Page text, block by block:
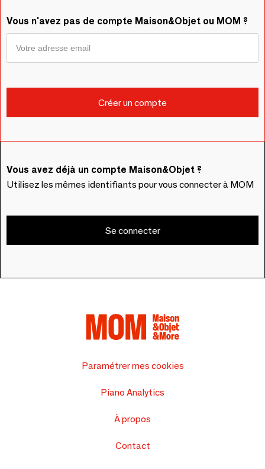
Vous n'avez pas de compte Maison&Objet ou MOM ?
Vous avez déjà un compte Maison&Objet ?
Utilisez les mêmes identifiants pour vous connecter à MOM
Se connecter
Paramétrer mes cookies
Piano Analytics
À propos
Contact